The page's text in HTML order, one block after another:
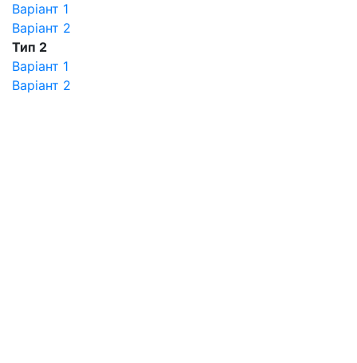
Варіант 1
Варіант 2
Тип 2
Варіант 1
Варіант 2